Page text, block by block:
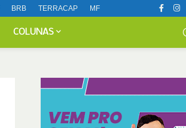
BRB TERRACAP MF
COLUNAS